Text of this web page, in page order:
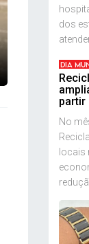
dos
atender
DIA
partir
No
locais